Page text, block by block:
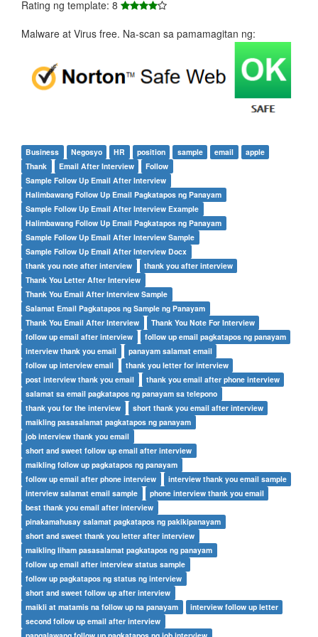
Rating ng template: 8
Malware at Virus free. Na-scan sa pamamagitan ng:
Business Negosyo HR position sample email
apple
Thank
Email After Interview
Follow
Sample Follow Up Email After Interview
Halimbawang Follow Up Email Pagkatapos ng Panayam
Sample Follow Up Email After Interview Example
Halimbawang Follow Up Email Pagkatapos ng Panayam
Sample Follow Up Email After Interview Sample
Sample Follow Up Email After Interview Docx
thank you note after interview
thank you after interview
Thank You Letter After Interview
Thank You Email After Interview Sample
Salamat Email Pagkatapos ng Sample ng Panayam
Thank You Email After Interview
Thank You Note For Interview
follow up email after interview
follow up email pagkatapos ng panayam
interview thank you email
panayam salamat email
follow up interview email
thank you letter for interview
post interview thank you email
thank you email after phone interview
salamat sa email pagkatapos ng panayam sa telepono
thank you for the interview
short thank you email after interview
maikling pasasalamat pagkatapos ng panayam
job interview thank you email
short and sweet follow up email after interview
maikling follow up pagkatapos ng panayam
follow up email after phone interview
interview thank you email sample
interview salamat email sample
phone interview thank you email
best thank you email after interview
pinakamahusay salamat pagkatapos ng pakikipanayam
short and sweet thank you letter after interview
maikling liham pasasalamat pagkatapos ng panayam
follow up email after interview status sample
follow up pagkatapos ng status ng interview
short and sweet follow up after interview
maikli at matamis na follow up na panayam
interview follow up letter
second follow up email after interview